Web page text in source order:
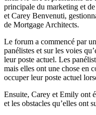
principale du marketing et
et Carey Benvenuti,
de Mortgage Architects.
Le forum a commencé par
panélistes et sur les voies
leur poste actuel. Les
mais elles ont une chose en
occuper leur poste actuel
Ensuite, Carey et Emily ont
et les obstacles qu’elles ont